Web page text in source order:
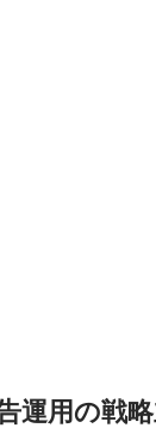
よって売上拡大・
タル広告やCRM
運用の戦